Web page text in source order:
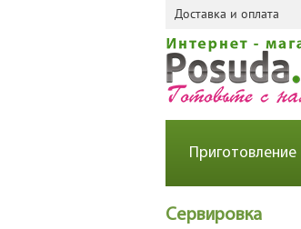
Доставка и оплата
Приготовление
Сервировка